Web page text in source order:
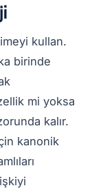
kullan.
birinde
mi yoksa
kalır.
kanonik